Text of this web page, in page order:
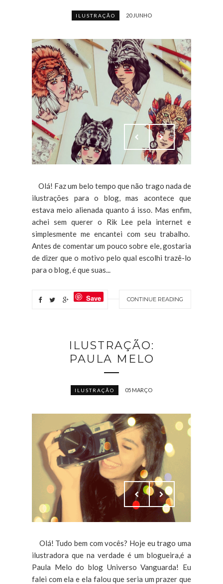
ILUSTRAÇÃO 20 JUNHO
Olá! Faz um belo tempo que não trago nada de
ilustrações para o blog, mas acontece que
estava meio alienada quanto á isso. Mas enfim,
achei sem querer o Rik Lee pela internet e
simplesmente me encantei com seu trabalho.
Antes de comentar um pouco sobre ele, gostaria
de dizer que o motivo pelo qual escolhi trazê-lo
para o blog, é que suas...
CONTINUE READING
Save
ILUSTRAÇÃO:
PAULA MELO
ILUSTRAÇÃO 05 MARÇO
Olá! Tudo bem com vocês? Hoje eu trago uma
ilustradora que na verdade é um blogueira,é a
Paula Melo do blog Universo Vanguarda! Eu
falei com ela e ela falou que seria um prazer que